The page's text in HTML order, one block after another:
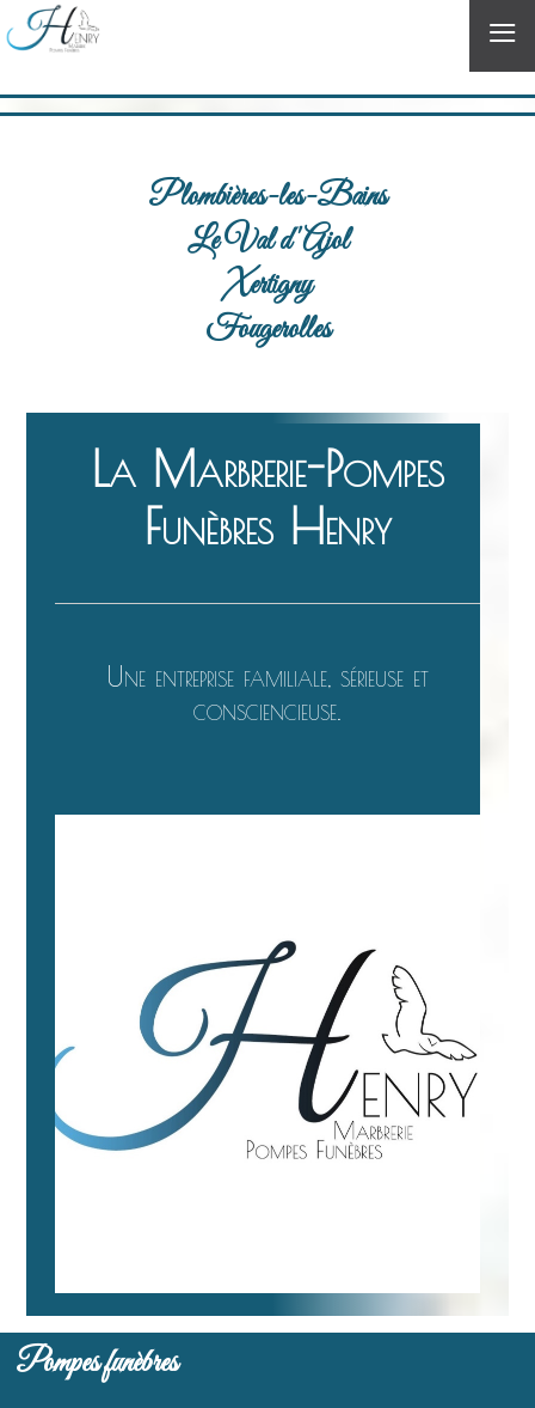
≡
Plombières-les-Bains
Le Val d'Ajol
Xertigny
Fougerolles
La Marbrerie-Pompes
Funèbres Henry
Une entreprise familiale, sérieuse et
consciencieuse.
Pompes funèbres